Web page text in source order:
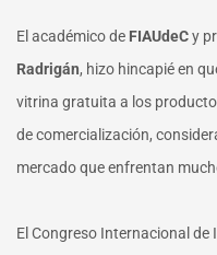
El académico de FIAUdeCy
Radrigán, hizo hincapié en
vitrina gratuita a los
de comercialización,
mercado que enfrentan
El Congreso Internacional